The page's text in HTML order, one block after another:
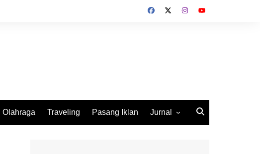
Olahraga Traveling Pasang Iklan Jurnal